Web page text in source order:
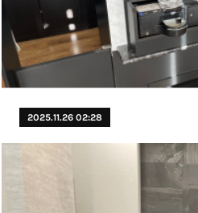
2025.11.26 02:28